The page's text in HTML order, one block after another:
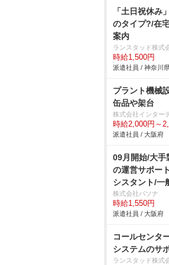
「土日祝休み
のタイプ?/在
案内
ランスタッド株式
時給1,500円
派遣社員 / 神奈川
プラント機械
缶品や架台
株式会社インター
時給2,000円～
派遣社員 / 大阪府
09月開始/大手
の運営サポー
シスタント/一
株式会社パソナ
時給1,550円
派遣社員 / 大阪府
コールセンタ
システムのサ
ランスタッド株式